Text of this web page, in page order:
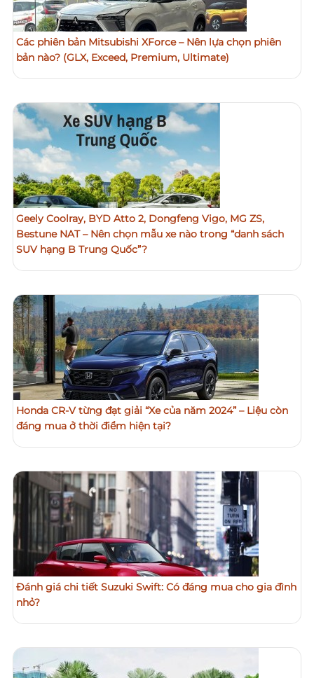
Các phiên bản Mitsubishi XForce – Nên lựa chọn phiên
bản nào? (GLX, Exceed, Premium, Ultimate)
Geely Coolray, BYD Atto 2, Dongfeng Vigo, MG ZS,
Bestune NAT – Nên chọn mẫu xe nào trong “danh sách
SUV hạng B Trung Quốc”?
Honda CR-V từng đạt giải “Xe của năm 2024” – Liệu còn
đáng mua ở thời điểm hiện tại?
Đánh giá chi tiết Suzuki Swift: Có đáng mua cho gia đình
nhỏ?